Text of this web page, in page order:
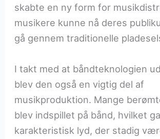
skabte en ny form for
musikere kunne nå deres
gå gennem traditionelle
I takt med at båndteknologien
blev den også en vigtig del af
musikproduktion. Mange
blev indspillet på bånd, hvilket
karakteristisk lyd, der stadig